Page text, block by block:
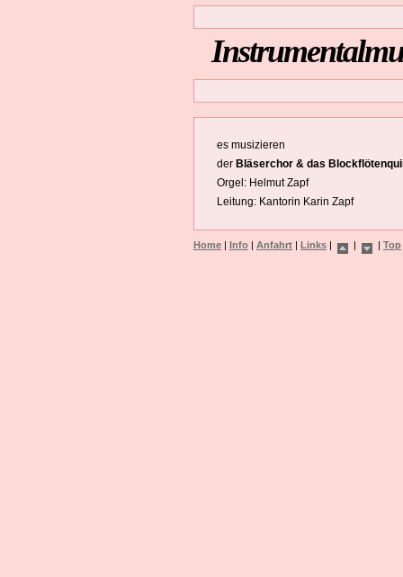
es musizieren
der Bläserchor & das
Orgel: Helmut Zapf
Leitung: Kantorin Karin Zapf
Home Info Anfahrt Links Top